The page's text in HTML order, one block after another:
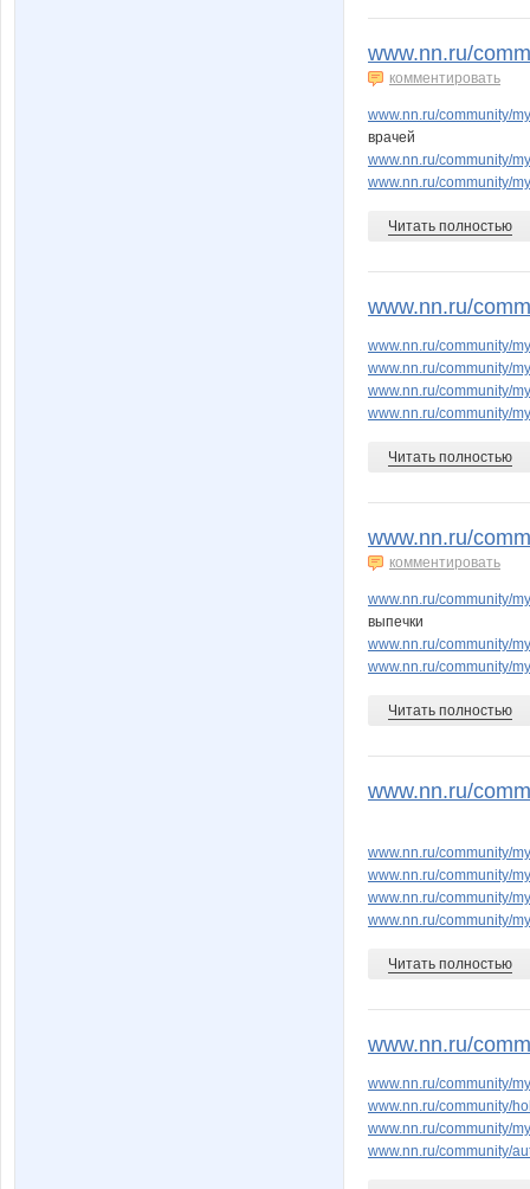
www.nn.ru/
комментировать
www.nn.ru/community/
врачей
www.nn.ru/community/
www.nn.ru/community/
Читать полностью
www.nn.ru/
www.nn.ru/community/
www.nn.ru/community/
www.nn.ru/community/
www.nn.ru/community/
Читать полностью
www.nn.ru/
комментировать
www.nn.ru/community/
выпечки
www.nn.ru/community/
www.nn.ru/community/
Читать полностью
www.nn.ru/
www.nn.ru/community/
www.nn.ru/community/
www.nn.ru/community/
www.nn.ru/community/
Читать полностью
www.nn.ru/
www.nn.ru/community/
www.nn.ru/community/
www.nn.ru/community/
www.nn.ru/community/